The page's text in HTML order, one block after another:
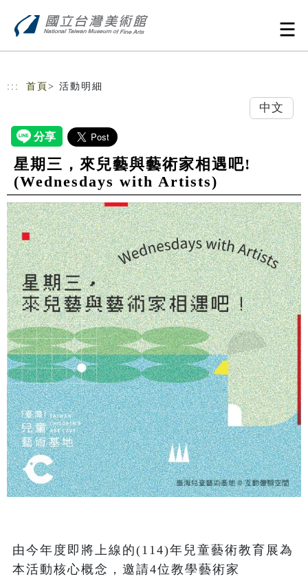
::: 首頁 > 活動明細
中文
星期三，來兒藝與藝術家相遇吧!
(Wednesdays with Artists)
由今年度即將上線的(114)年兒童藝術教育展為
本活動核心概念，邀請4位教學藝術家